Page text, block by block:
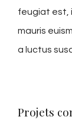
feugiat est,
mauris
a luctus
Projets